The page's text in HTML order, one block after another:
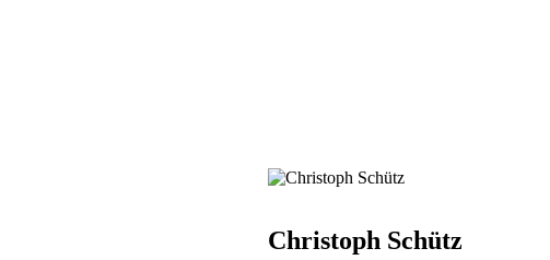
Christoph Schütz